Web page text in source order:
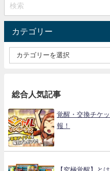
カテゴリー
総合人気記事
覚醒・交換チケ
報！